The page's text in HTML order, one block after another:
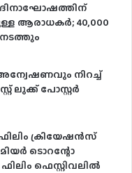
ആരാധകര്‍; 40,000
നിറച്ച്
ലുക്ക് പോസ്റ്റര്‍
ഫിലിം ക്രിയേഷന്‍സ്
ടൊറന്റോ
ഫെസ്റ്റിവലില്‍